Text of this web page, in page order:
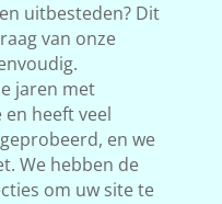
uitbesteden? Dit
van onze
jaren met
heeft veel
en we
We hebben de
om uw site te